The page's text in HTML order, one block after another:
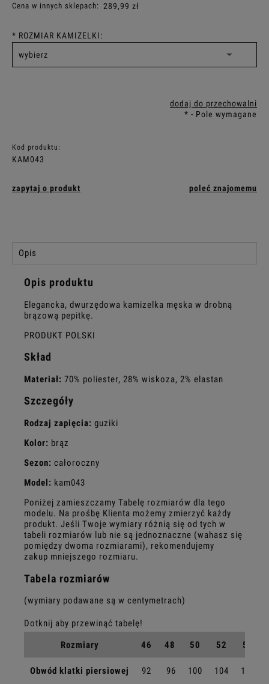
Cena w innych sklepach: 289,99 zł
* ROZMIAR KAMIZELKI:
dodaj do przechowalni
* - Pole wymagane
Kod produktu:
KAM043
zapytaj o produkt poleć znajomemu
Opis
Opis produktu
Elegancka, dwurzędowa kamizelka męska w drobną
brązową pepitkę.
PRODUKT POLSKI
Skład
Materiał: 70% poliester, 28% wiskoza, 2% elastan
Szczegóły
Rodzaj zapięcia: guziki
Kolor: brąz
Sezon: całoroczny
Model: kam043
Poniżej zamieszczamy Tabelę rozmiarów dla tego
modelu. Na prośbę Klienta możemy zmierzyć każdy
produkt. Jeśli Twoje wymiary różnią się od tych w
tabeli rozmiarów lub nie są jednoznaczne (wahasz się
pomiędzy dwoma rozmiarami), rekomendujemy
zakup mniejszego rozmiaru.
Tabela rozmiarów
(wymiary podawane są w centymetrach)
Rozmiary 46 48 50 52 54
Obwód klatki piersiowej 92 96 100 104 108